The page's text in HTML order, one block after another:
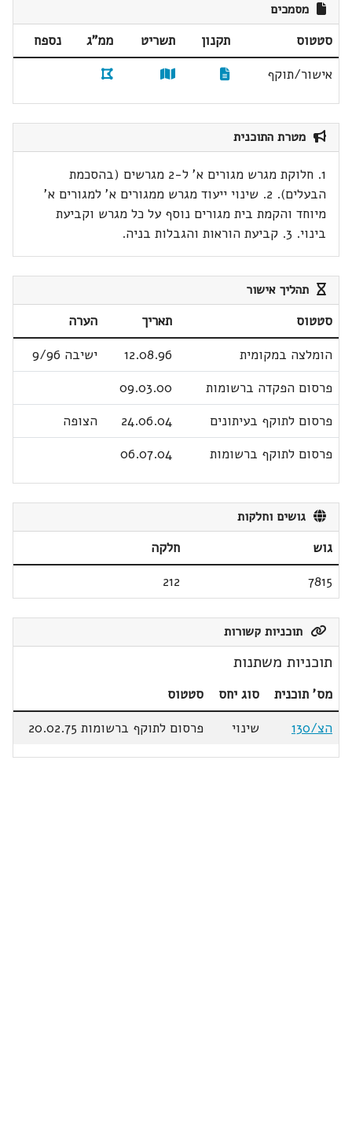
מסמכים
סטטוס תקנון תשריט ממ"ג
נספח
אישור/תוקף
מטרת התוכנית
1. חלוקת מגרש מגורים א' ל-2 מגרשים (בהסכמת
הבעלים). 2. שינוי ייעוד מגרש ממגורים א' למגורים א'
מיוחד והקמת בית מגורים נוסף על כל מגרש וקביעת
בינוי. 3. קביעת הוראות והגבלות בניה.
תהליך אישור
סטטוס תאריך
הערה
הומלצה במקומית
12.08.96
ישיבה 9/96
פרסום הפקדה ברשומות
09.03.00
פרסום לתוקף בעיתונים
24.06.04
הצופה
פרסום לתוקף ברשומות
06.07.04
גושים וחלקות
גוש
חלקה
7815
212
תוכניות קשורות
תוכניות משתנות
מס' תוכנית סוג יחס
סטטוס
הצ/130
שינוי פרסום לתוקף ברשומות 20.02.75